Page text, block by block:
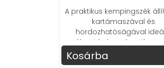
A praktikus kempingszék
kartámaszával és
hordozhatóságával
választás horgászathoz
pihenéshez.
Kosárba